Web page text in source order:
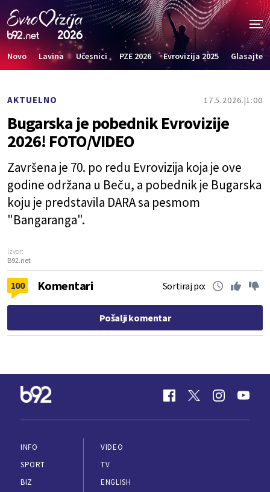
Novo Lavina Učesnici PZE 2026 Evrovizija 2025 Glasajte
AKTUELNO 17.5.2026. 1:00
Bugarska je pobednik Evrovizije
2026! FOTO/VIDEO
Završena je 70. po redu Evrovizija koja je ove
godine održana u Beču, a pobednik je Bugarska
koju je predstavila DARA sa pesmom
"Bangaranga".
Izvor:
B92.net
100 Komentari Sortiraj po:
Pošalji komentar
INFO
SPORT
BIZ
VIDEO
TV
ENGLISH